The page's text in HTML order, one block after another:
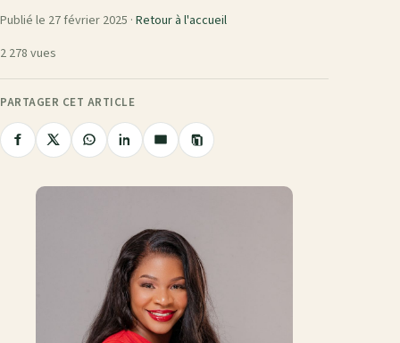
Publié le 27 février 2025 · Retour à l'accueil
2 278 vues
PARTAGER CET ARTICLE
Partager
Facebook
PartagerPartagerPartagerPartager
Copier
le